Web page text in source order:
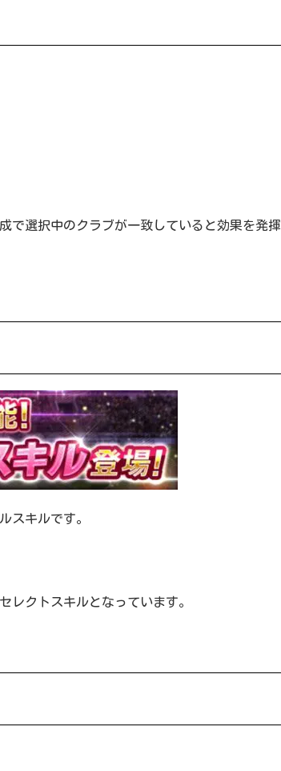
で選択中のクラブが一致していると効果を発揮
スキルです。
レクトスキルとなっています。